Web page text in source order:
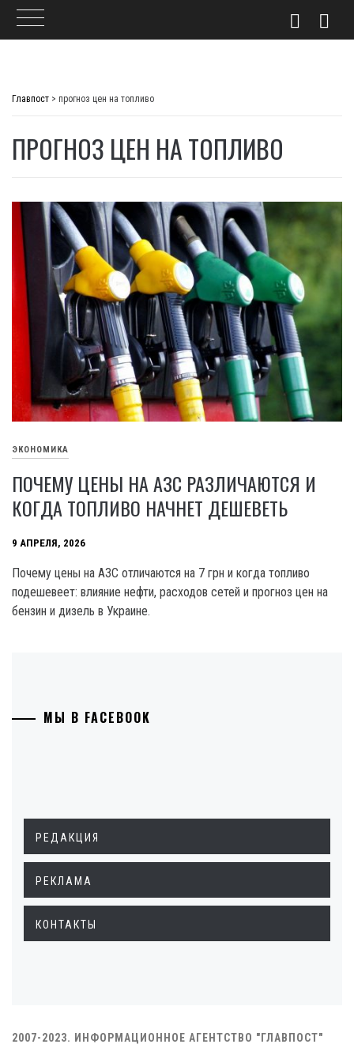
Главпост > прогноз цен на топливо
ПРОГНОЗ ЦЕН НА ТОПЛИВО
ЭКОНОМИКА
ПОЧЕМУ ЦЕНЫ НА АЗС РАЗЛИЧАЮТСЯ И
КОГДА ТОПЛИВО НАЧНЕТ ДЕШЕВЕТЬ
9 АПРЕЛЯ, 2026
Почему цены на АЗС отличаются на 7 грн и когда топливо
подешевеет: влияние нефти, расходов сетей и прогноз цен на
бензин и дизель в Украине.
МЫ В FACEBOOK
РЕДАКЦИЯ
РЕКЛАМА
КОНТАКТЫ
2007-2023. ИНФОРМАЦИОННОЕ АГЕНТСТВО "ГЛАВПОСТ"